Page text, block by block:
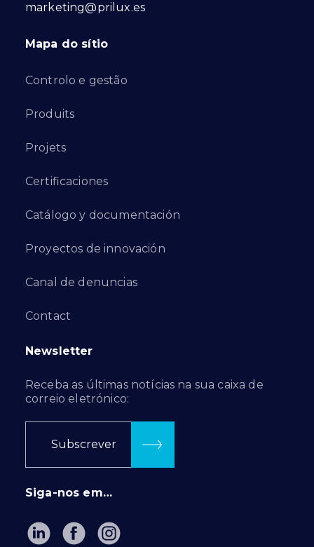
marketing@prilux.es
Mapa do sítio
Controlo e gestão
Produits
Projets
Certificaciones
Catálogo y documentación
Proyectos de innovación
Canal de denuncias
Contact
Newsletter
Receba as últimas notícias na sua caixa de
correio eletrónico:
Subscrever
Siga-nos em…